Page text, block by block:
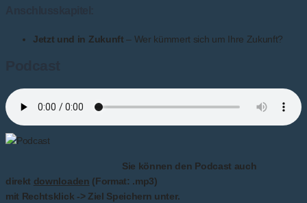
Jetzt und in Zukunft – Wer kümmert sich um Ihre Zukunft?
Sie können den Podcast auch
direkt downloaden (Format: .mp3)
mit Rechtsklick -> Ziel Speichern unter.